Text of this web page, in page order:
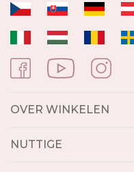
OVER WINKELEN
NUTTIGE